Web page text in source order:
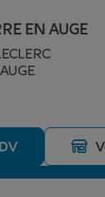
compagnie
EN AUGE